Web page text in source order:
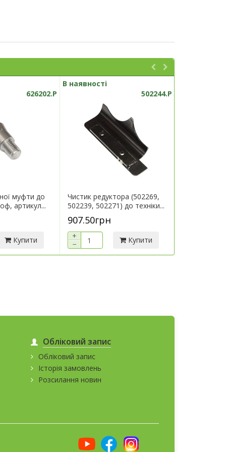
626202.P
муфти до
артикул...
Купити
В наявності
502244.P
Чистик редуктора (502269,
502239, 502271) до техніки...
907.50грн
+
−
Купити
Обліковий запис
Обліковий запис
Історія замовлень
Розсилання новин